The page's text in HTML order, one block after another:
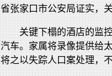
省张家口市公安局证实，
关键下榻的酒店的监
汽车。家属将录像提供给
将之以失踪人口案处理，